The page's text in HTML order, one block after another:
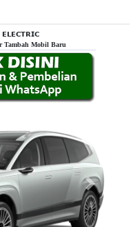
Tambah Mobil Baru
Next